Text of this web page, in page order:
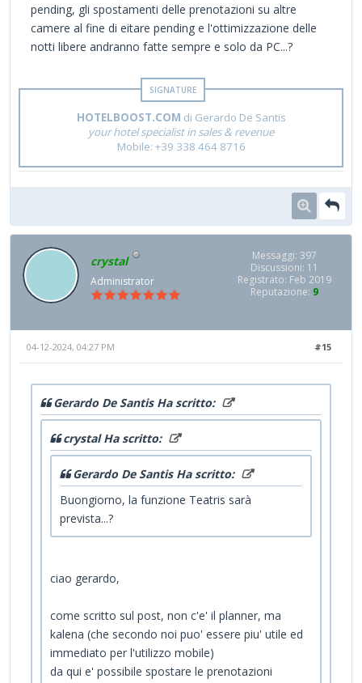
pending, gli spostamenti delle prenotazioni su altre
camere al fine di eitare pending e l'ottimizzazione delle
notti libere andranno fatte sempre e solo da PC...?
HOTELBOOST.COM di Gerardo De Santis
your hotel specialist in sales & revenue
Mobile: +39 338 464 8716
crystal
Administrator
Messaggi: 397
Discussioni: 11
Registrato: Feb 2019
Reputazione: 9
#15
04-12-2024, 04:27 PM
Gerardo De Santis Ha scritto:
crystal Ha scritto:
Gerardo De Santis Ha scritto:
Buongiorno, la funzione Teatris sarà
prevista...?
ciao gerardo,
come scritto sul post, non c'e' il planner, ma
kalena (che secondo noi puo' essere piu' utile ed
immediato per l'utilizzo mobile)
da qui e' possibile spostare le prenotazioni